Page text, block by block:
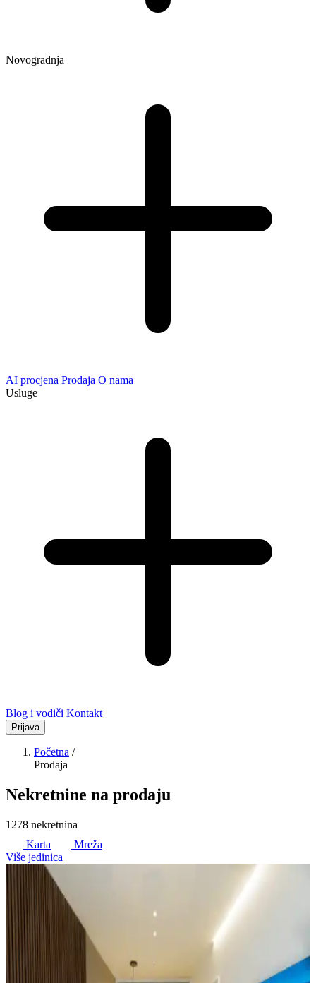
Novogradnja
AI procjena Prodaja O nama
Usluge
Blog i vodiči Kontakt
Prijava
Početna /
Prodaja
Nekretnine na prodaju
1278 nekretnina
Karta
Mreža
Više jedinica